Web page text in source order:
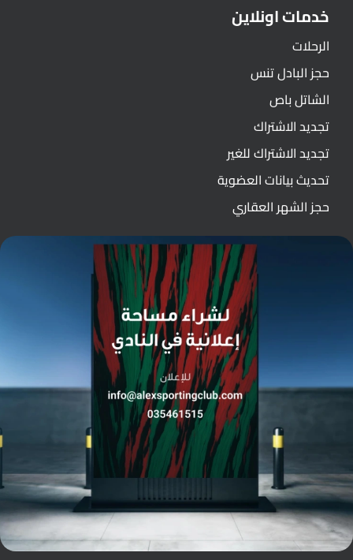
خدمات اونلاين
الرحلات
حجز البادل تنس
الشاتل باص
تجديد الاشتراك
تجديد الاشتراك للغير
تحديث بيانات العضوية
حجز الشهر العقاري